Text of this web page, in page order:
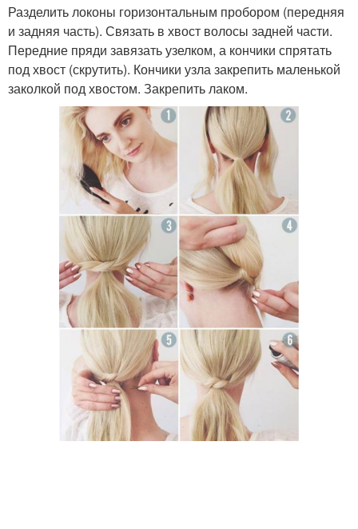
Разделить локоны горизонтальным пробором (передняя
и задняя часть). Связать в хвост волосы задней части.
Передние пряди завязать узелком, а кончики спрятать
под хвост (скрутить). Кончики узла закрепить маленькой
заколкой под хвостом. Закрепить лаком.